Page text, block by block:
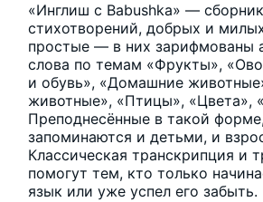
«Инглиш с Babushka» —
стихотворений, добрых и
простые — в них зарифмованы
слова по темам «Фрукты»,
и обувь», «Домашние
животные», «Птицы», «Цвета»,
Преподнесённые в такой
запоминаются и детьми, и
Классическая транскрипция и
помогут тем, кто только
язык или уже успел его забыть.